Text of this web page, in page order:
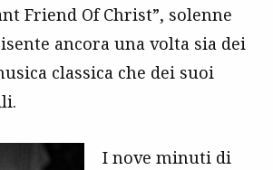
Friend Of Christ”, solenne
ancora una volta sia dei
classica che dei suoi
I nove minuti di